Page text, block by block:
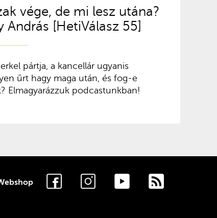
vége, de mi lesz utána?
[HetiVálasz 55]
pártja, a kancellár ugyanis
űrt hagy maga után, és fog-e
Elmagyarázzuk podcastunkban!